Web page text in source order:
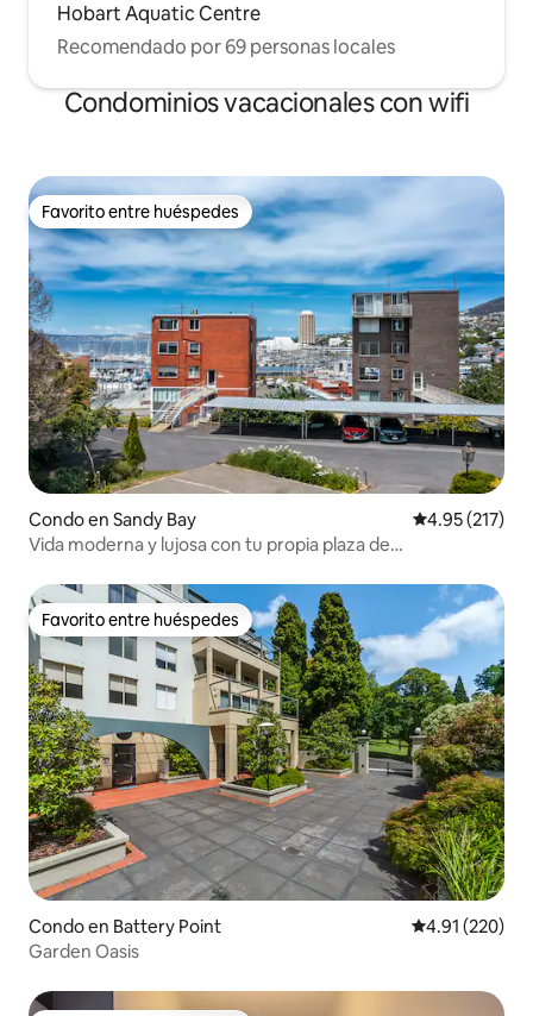
Hobart Aquatic Centre
Recomendado por 69 personas locales
Condominios vacacionales con wifi
Favorito entre huéspedes
Favorito entre huéspedes
Condo en Sandy Bay Calificación
4.95 (217)
Vida moderna y lujosa con tu propia plaza de
Favorito entre huéspedes
Favorito entre huéspedes
Condo en Battery Point Calificación
4.91 (220)
Garden Oasis